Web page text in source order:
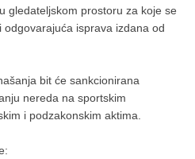
gledateljskom prostoru za koje se
odgovarajuća isprava izdana od
bit će sankcionirana
nereda na sportskim
i podzakonskim aktima.